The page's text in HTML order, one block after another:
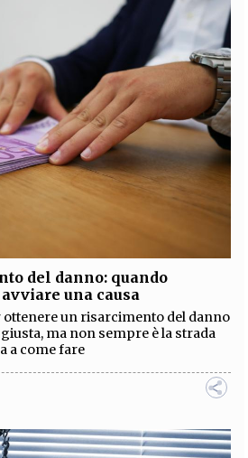
del danno: quando
una causa
ottenere un risarcimento del danno
ma non sempre è la strada
a come fare